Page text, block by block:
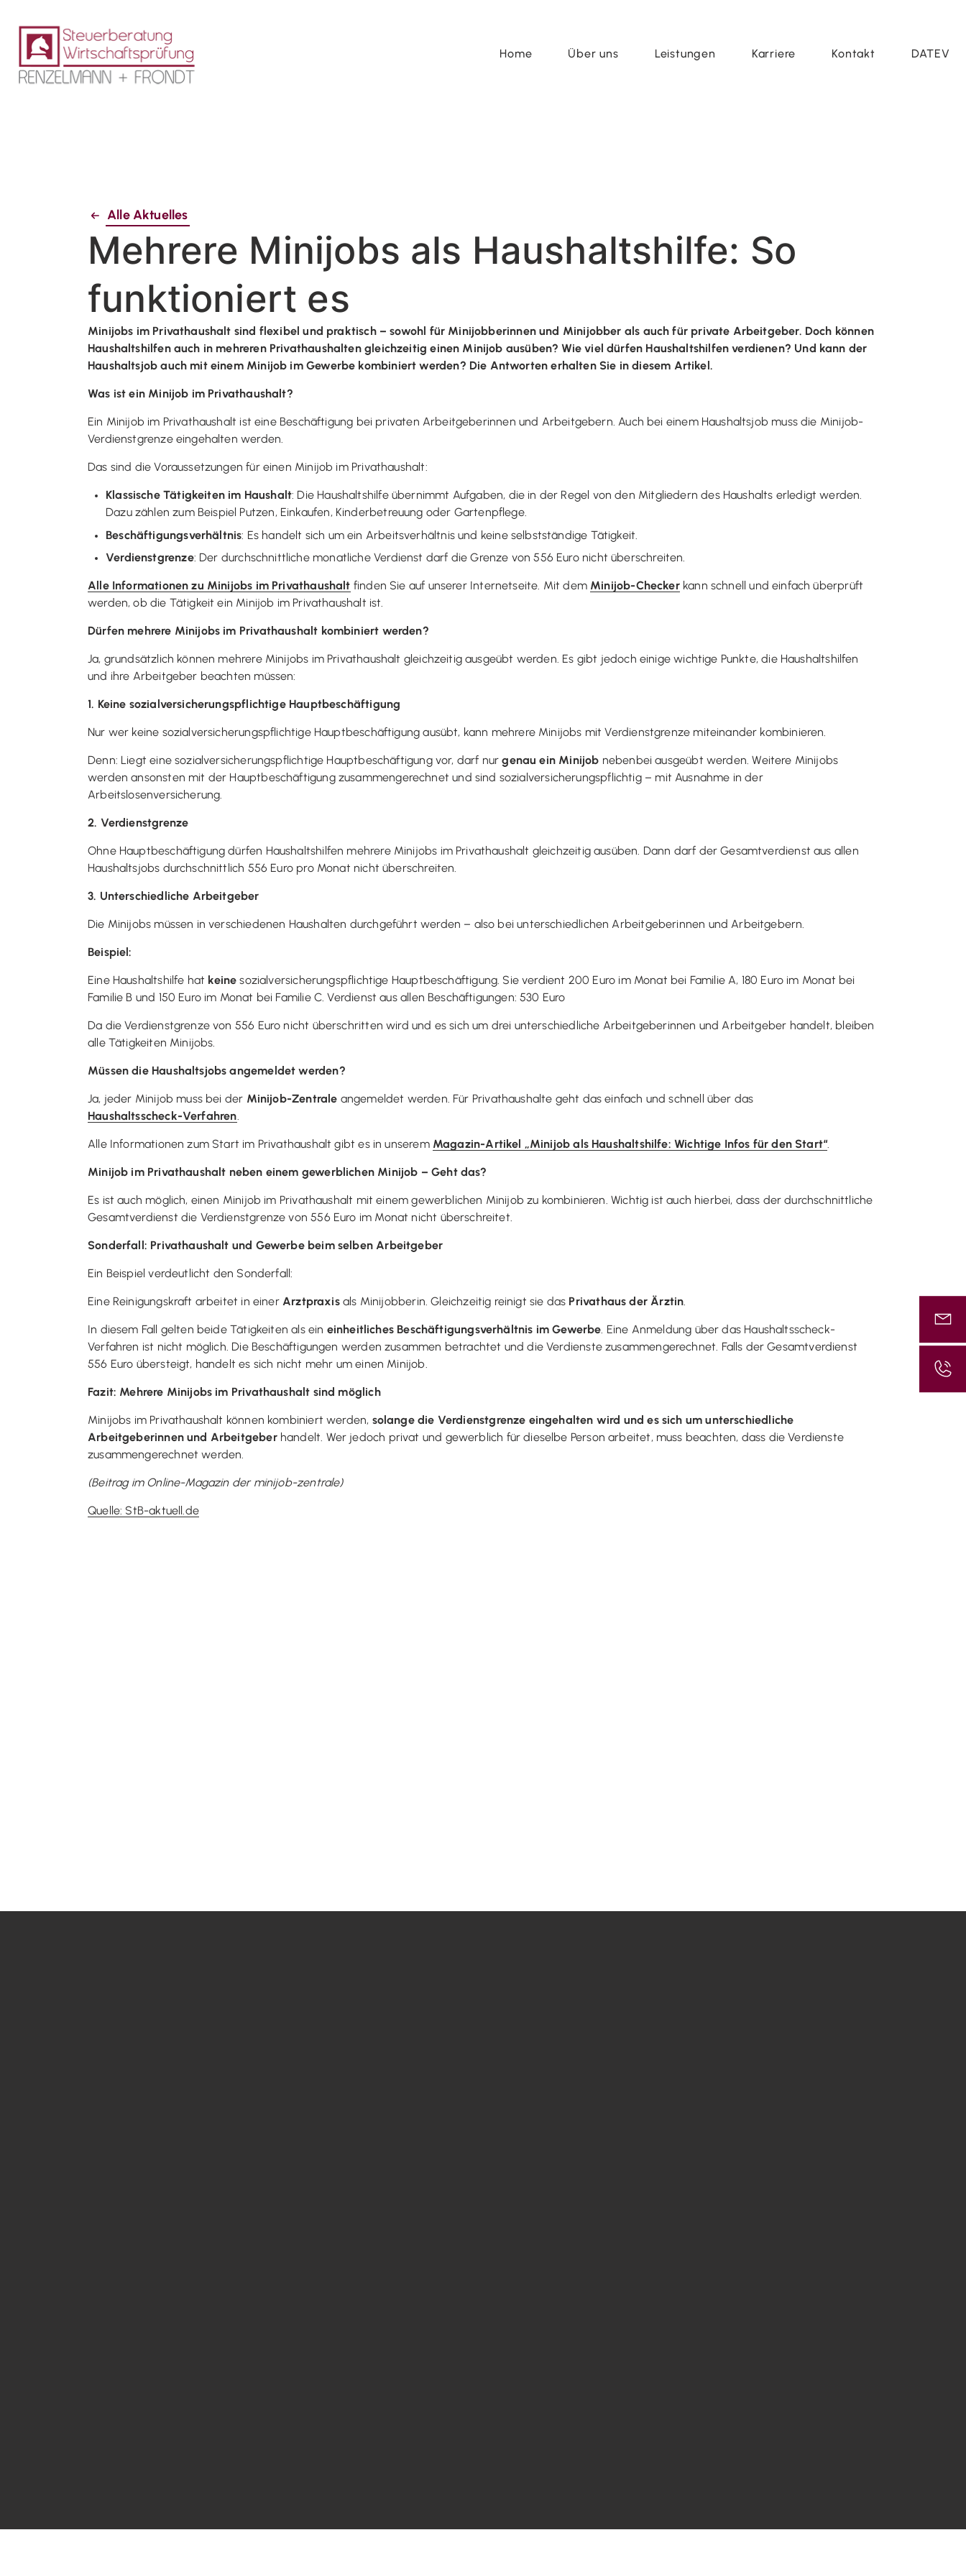
Home Über uns Leistungen Karriere Kontakt DATEV
Alle Aktuelles
Mehrere Minijobs als Haushaltshilfe: So
funktioniert es
Minijobs im Privathaushalt sind flexibel und praktisch – sowohl für Minijobberinnen und Minijobber als auch für private Arbeitgeber. Doch können
Haushaltshilfen auch in mehreren Privathaushalten gleichzeitig einen Minijob ausüben? Wie viel dürfen Haushaltshilfen verdienen? Und kann der
Haushaltsjob auch mit einem Minijob im Gewerbe kombiniert werden? Die Antworten erhalten Sie in diesem Artikel.
Was ist ein Minijob im Privathaushalt?
Ein Minijob im Privathaushalt ist eine Beschäftigung bei privaten Arbeitgeberinnen und Arbeitgebern. Auch bei einem Haushaltsjob muss die Minijob-
Verdienstgrenze eingehalten werden.
Das sind die Voraussetzungen für einen Minijob im Privathaushalt:
Klassische Tätigkeiten im Haushalt: Die Haushaltshilfe übernimmt Aufgaben, die in der Regel von den Mitgliedern des Haushalts erledigt werden.
Dazu zählen zum Beispiel Putzen, Einkaufen, Kinderbetreuung oder Gartenpflege.
Beschäftigungsverhältnis: Es handelt sich um ein Arbeitsverhältnis und keine selbstständige Tätigkeit.
Verdienstgrenze: Der durchschnittliche monatliche Verdienst darf die Grenze von 556 Euro nicht überschreiten.
Alle Informationen zu Minijobs im Privathaushalt finden Sie auf unserer Internetseite. Mit dem Minijob-Checkerkann schnell und einfach überprüft
werden, ob die Tätigkeit ein Minijob im Privathaushalt ist.
Dürfen mehrere Minijobs im Privathaushalt kombiniert werden?
Ja, grundsätzlich können mehrere Minijobs im Privathaushalt gleichzeitig ausgeübt werden. Es gibt jedoch einige wichtige Punkte, die Haushaltshilfen
und ihre Arbeitgeber beachten müssen:
1. Keine sozialversicherungspflichtige Hauptbeschäftigung
Nur wer keine sozialversicherungspflichtige Hauptbeschäftigung ausübt, kann mehrere Minijobs mit Verdienstgrenze miteinander kombinieren.
Denn: Liegt eine sozialversicherungspflichtige Hauptbeschäftigung vor, darf nurgenau ein Minijob nebenbei ausgeübt werden. Weitere Minijobs
werden ansonsten mit der Hauptbeschäftigung zusammengerechnet und sind sozialversicherungspflichtig – mit Ausnahme in der
Arbeitslosenversicherung.
2. Verdienstgrenze
Ohne Hauptbeschäftigung dürfen Haushaltshilfen mehrere Minijobs im Privathaushalt gleichzeitig ausüben. Dann darf der Gesamtverdienst aus allen
Haushaltsjobs durchschnittlich 556 Euro pro Monat nicht überschreiten.
3. Unterschiedliche Arbeitgeber
Die Minijobs müssen in verschiedenen Haushalten durchgeführt werden – also bei unterschiedlichen Arbeitgeberinnen und Arbeitgebern.
Beispiel:
Eine Haushaltshilfe hat keine sozialversicherungspflichtige Hauptbeschäftigung. Sie verdient 200 Euro im Monat bei Familie A, 180 Euro im Monat bei
Familie B und 150 Euro im Monat bei Familie C. Verdienst aus allen Beschäftigungen: 530 Euro
Da die Verdienstgrenze von 556 Euro nicht überschritten wird und es sich um drei unterschiedliche Arbeitgeberinnen und Arbeitgeber handelt, bleiben
alle Tätigkeiten Minijobs.
Müssen die Haushaltsjobs angemeldet werden?
Ja, jeder Minijob muss bei der Minijob-Zentrale angemeldet werden. Für Privathaushalte geht das einfach und schnell über das
Haushaltsscheck-Verfahren.
Alle Informationen zum Start im Privathaushalt gibt es in unserem Magazin-Artikel „Minijob als Haushaltshilfe: Wichtige Infos für den Start“.
Minijob im Privathaushalt neben einem gewerblichen Minijob – Geht das?
Es ist auch möglich, einen Minijob im Privathaushalt mit einem gewerblichen Minijob zu kombinieren. Wichtig ist auch hierbei, dass der durchschnittliche
Gesamtverdienst die Verdienstgrenze von 556 Euro im Monat nicht überschreitet.
Sonderfall: Privathaushalt und Gewerbe beim selben Arbeitgeber
Ein Beispiel verdeutlicht den Sonderfall:
Eine Reinigungskraft arbeitet in einerArztpraxisals Minijobberin. Gleichzeitig reinigt sie das Privathaus der Ärztin.
In diesem Fall gelten beide Tätigkeiten als ein einheitliches Beschäftigungsverhältnis im Gewerbe. Eine Anmeldung über das Haushaltsscheck-
Verfahren ist nicht möglich. Die Beschäftigungen werden zusammen betrachtet und die Verdienste zusammengerechnet. Falls der Gesamtverdienst
556 Euro übersteigt, handelt es sich nicht mehr um einen Minijob.
Fazit: Mehrere Minijobs im Privathaushalt sind möglich
Minijobs im Privathaushalt können kombiniert werden, solange die Verdienstgrenze eingehalten wird und es sich um unterschiedliche
Arbeitgeberinnen und Arbeitgeberhandelt. Wer jedoch privat und gewerblich für dieselbe Person arbeitet, muss beachten, dass die Verdienste
zusammengerechnet werden.
(Beitrag im Online-Magazin der minijob-zentrale)
Quelle: StB-aktuell.de